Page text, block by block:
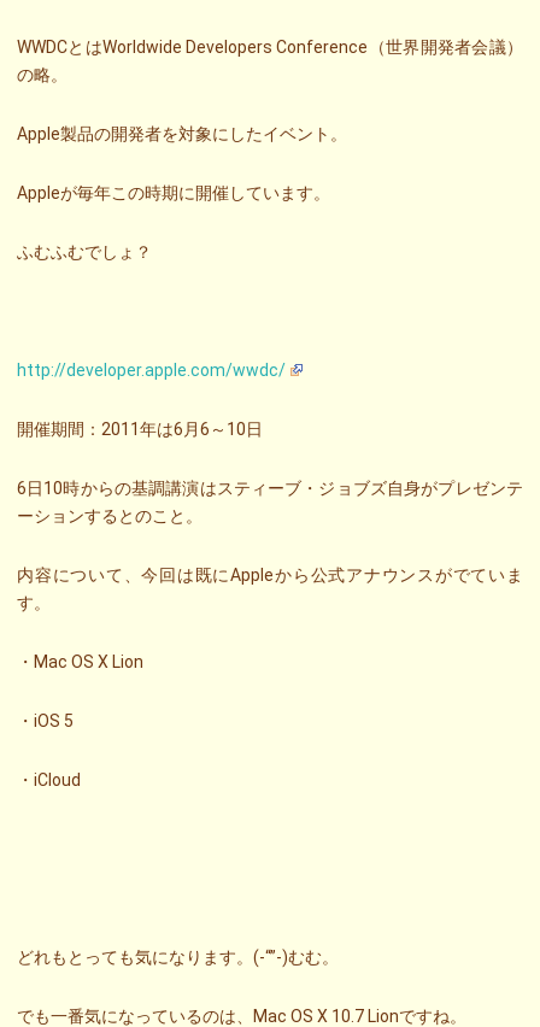
WWDCとはWorldwide Developers Conference（世界開発者会議）
の略。
Apple製品の開発者を対象にしたイベント。
Appleが毎年この時期に開催しています。
ふむふむでしょ？
http://developer.apple.com/wwdc/
開催期間：2011年は6月6～10日
6日10時からの基調講演はスティーブ・ジョブズ自身がプレゼンテ
ーションするとのこと。
内容について、今回は既にAppleから公式アナウンスがでていま
す。
・Mac OS X Lion
・iOS 5
・iCloud
どれもとっても気になります。(-“”-)むむ。
でも一番気になっているのは、Mac OS X 10.7 Lionですね。